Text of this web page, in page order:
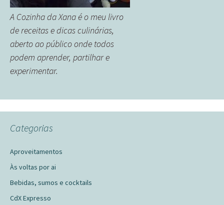
A Cozinha da Xana é o meu livro
de receitas e dicas culinárias,
aberto ao público onde todos
podem aprender, partilhar e
experimentar.
Categorias
Aproveitamentos
Às voltas por ai
Bebidas, sumos e cocktails
CdX Expresso